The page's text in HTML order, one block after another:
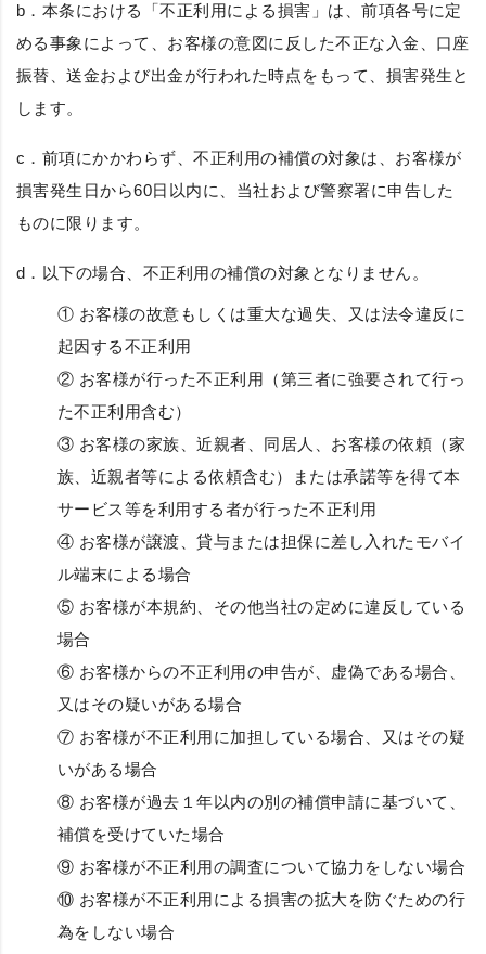
b．本条における「不正利用による損害」は、前項各号に定
める事象によって、お客様の意図に反した不正な入金、口座
振替、送金および出金が行われた時点をもって、損害発生と
します。
c．前項にかかわらず、不正利用の補償の対象は、お客様が
損害発生日から60日以内に、当社および警察署に申告した
ものに限ります。
d．以下の場合、不正利用の補償の対象となりません。
① お客様の故意もしくは重大な過失、又は法令違反に
起因する不正利用
② お客様が行った不正利用（第三者に強要されて行っ
た不正利用含む）
③ お客様の家族、近親者、同居人、お客様の依頼（家
族、近親者等による依頼含む）または承諾等を得て本
サービス等を利用する者が行った不正利用
④ お客様が譲渡、貸与または担保に差し入れたモバイ
ル端末による場合
⑤ お客様が本規約、その他当社の定めに違反している
場合
⑥ お客様からの不正利用の申告が、虚偽である場合、
又はその疑いがある場合
⑦ お客様が不正利用に加担している場合、又はその疑
いがある場合
⑧ お客様が過去１年以内の別の補償申請に基づいて、
補償を受けていた場合
⑨ お客様が不正利用の調査について協力をしない場合
⑩ お客様が不正利用による損害の拡大を防ぐための行
為をしない場合